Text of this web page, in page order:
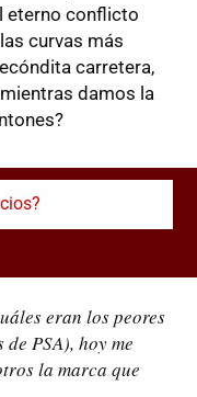
eterno conflicto
curvas más
carretera,
damos la
eran los peores
PSA), hoy me
la marca que